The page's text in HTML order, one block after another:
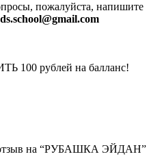
пожалуйста, напишите
рублей на балланс!
отзыв на “РУБАШКА ЭЙДАН”